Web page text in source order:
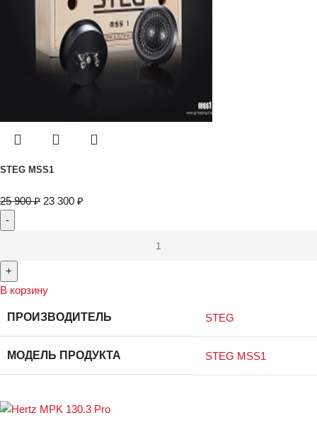
STEG MSS1
25 900₽ 23 300 ₽
В корзину
ПРОИЗВОДИТЕЛЬ STEG
МОДЕЛЬ ПРОДУКТА STEG MSS1